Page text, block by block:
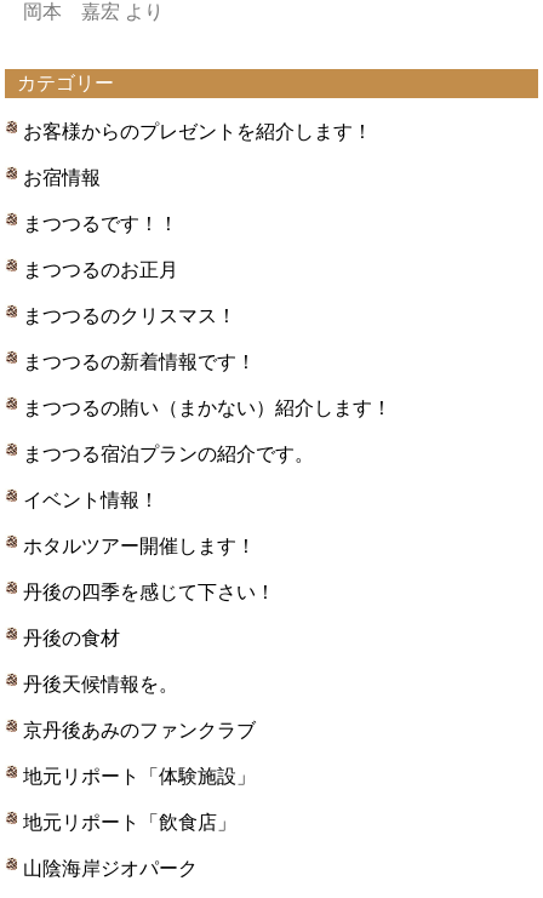
岡本 嘉宏 より
カテゴリー
お客様からのプレゼントを紹介します！
お宿情報
まつつるです！！
まつつるのお正月
まつつるのクリスマス！
まつつるの新着情報です！
まつつるの賄い（まかない）紹介します！
まつつる宿泊プランの紹介です。
イベント情報！
ホタルツアー開催します！
丹後の四季を感じて下さい！
丹後の食材
丹後天候情報を。
京丹後あみのファンクラブ
地元リポート「体験施設」
地元リポート「飲食店」
山陰海岸ジオパーク